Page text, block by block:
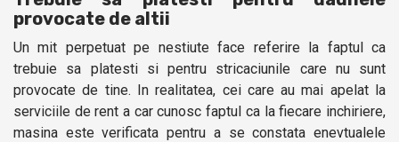
provocate de altii
Un mit perpetuat pe nestiute face referire la faptul ca
trebuie sa platesti si pentru stricaciunile care nu sunt
provocate de tine. In realitatea, cei care au mai apelat la
serviciile de rent a car cunosc faptul ca la fiecare inchiriere,
masina este verificata pentru a se constata enevtualele